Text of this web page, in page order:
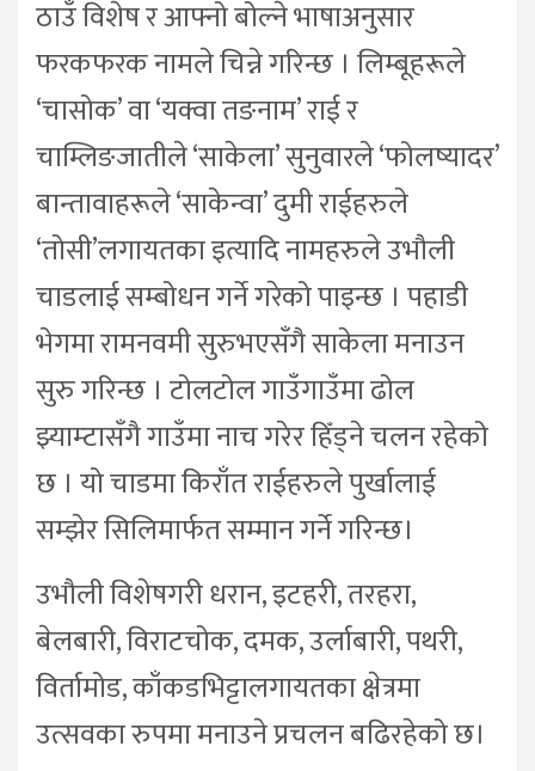
ठाउँ विशेष र आफ्नो बोल्ने भाषाअनुसार
फरकफरक नामले चिन्ने गरिन्छ । लिम्बूहरूले
‘चासोक’ वा ‘यक्वा तङनाम’ राई र
चाम्लिङजातीले ‘साकेला’ सुनुवारले ‘फोलष्यादर’
बान्तावाहरूले ‘साकेन्वा’ दुमी राईहरुले
‘तोसी’लगायतका इत्यादि नामहरुले उभौली
चाडलाई सम्बोधन गर्ने गरेको पाइन्छ । पहाडी
भेगमा रामनवमी सुरुभएसँगै साकेला मनाउन
सुरु गरिन्छ । टोलटोल गाउँगाउँमा ढोल
झ्याम्टासँगै गाउँमा नाच गरेर हिँड्ने चलन रहेको
छ । यो चाडमा किराँत राईहरुले पुर्खालाई
सम्झेर सिलिमार्फत सम्मान गर्ने गरिन्छ।
उभौली विशेषगरी धरान, इटहरी, तरहरा,
बेलबारी, विराटचोक, दमक, उर्लाबारी, पथरी,
विर्तामोड, काँकडभिट्टालगायतका क्षेत्रमा
उत्सवका रुपमा मनाउने प्रचलन बढिरहेको छ।